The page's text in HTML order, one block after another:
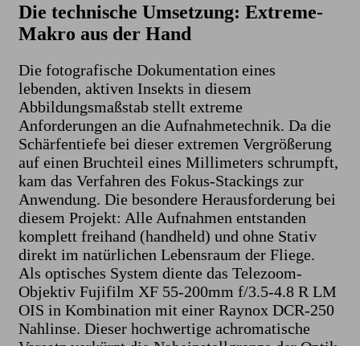
Die technische Umsetzung: Extreme-
Makro aus der Hand
​Die fotografische Dokumentation eines
lebenden, aktiven Insekts in diesem
Abbildungsmaßstab stellt extreme
Anforderungen an die Aufnahmetechnik. Da die
Schärfentiefe bei dieser extremen Vergrößerung
auf einen Bruchteil eines Millimeters schrumpft,
kam das Verfahren des Fokus-Stackings zur
Anwendung. Die besondere Herausforderung bei
diesem Projekt: Alle Aufnahmen entstanden
komplett freihand (handheld) und ohne Stativ
direkt im natürlichen Lebensraum der Fliege.
​Als optisches System diente das Telezoom-
Objektiv Fujifilm XF 55-200mm f/3.5-4.8 R LM
OIS in Kombination mit einer Raynox DCR-250
Nahlinse. Dieser hochwertige achromatische